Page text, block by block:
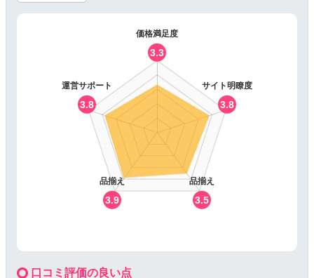
価格満足度
3.3
サイト明瞭度
3.8
品揃え
3.5
品揃え
3.9
運営サポート
3.8
口コミ評価の良い点